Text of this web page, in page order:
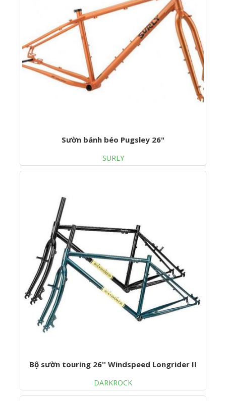
Sườn bánh béo Pugsley 26"
SURLY
Bộ sườn touring 26'' Windspeed Longrider II
DARKROCK